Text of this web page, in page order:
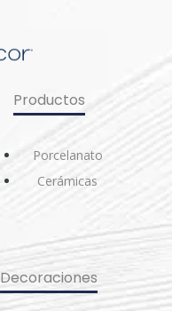
Productos
Porcelanato
Cerámicas
Decoraciones